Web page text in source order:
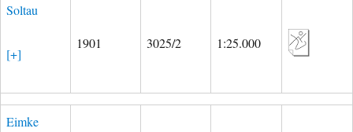
Soltau
[+]
1901 3025/2 1:25.000
Eimke